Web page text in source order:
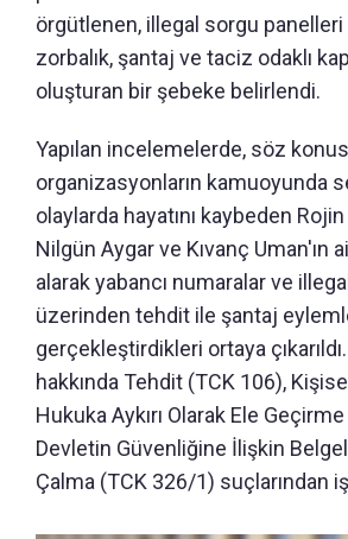
örgütlenen, illegal sorgu
zorbalık, şantaj ve taciz odaklı
oluşturan bir şebeke belirlendi.
Yapılan incelemelerde, söz
organizasyonların kamuoyunda
olaylarda hayatını kaybeden
Nilgün Aygar ve Kıvanç Uman'ın
alarak yabancı numaralar ve
üzerinden tehdit ile şantaj
gerçekleştirdikleri ortaya
hakkında Tehdit (TCK 106),
Hukuka Aykırı Olarak Ele
Devletin Güvenliğine İlişkin
Çalma (TCK 326/1) suçlarından